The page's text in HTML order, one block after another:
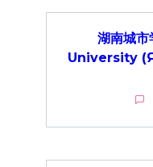
湖南城
University